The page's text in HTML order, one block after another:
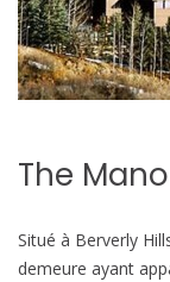
The
Situé à Berverly
demeure ayant